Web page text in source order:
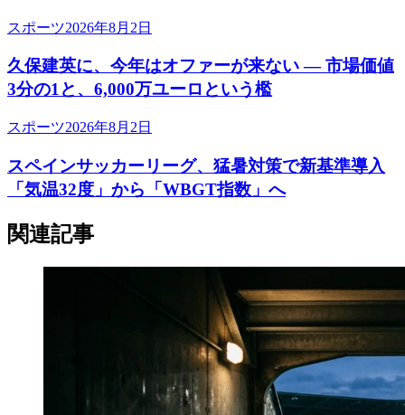
スポーツ2026年8月2日
久保建英に、今年はオファーが来ない ― 市場価値
3分の1と、6,000万ユーロという檻
スポーツ2026年8月2日
スペインサッカーリーグ、猛暑対策で新基準導入
「気温32度」から「WBGT指数」へ
関連記事